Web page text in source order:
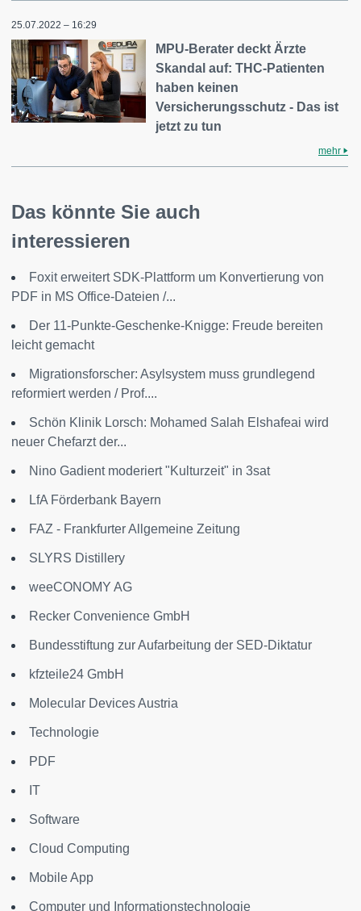
25.07.2022 – 16:29
MPU-Berater deckt Ärzte
Skandal auf: THC-Patienten
haben keinen
Versicherungsschutz - Das ist
jetzt zu tun
mehr
Das könnte Sie auch
interessieren
Foxit erweitert SDK-Plattform um Konvertierung von
PDF in MS Office-Dateien /...
Der 11-Punkte-Geschenke-Knigge: Freude bereiten
leicht gemacht
Migrationsforscher: Asylsystem muss grundlegend
reformiert werden / Prof....
Schön Klinik Lorsch: Mohamed Salah Elshafeai wird
neuer Chefarzt der...
Nino Gadient moderiert "Kulturzeit" in 3sat
LfA Förderbank Bayern
FAZ - Frankfurter Allgemeine Zeitung
SLYRS Distillery
weeCONOMY AG
Recker Convenience GmbH
Bundesstiftung zur Aufarbeitung der SED-Diktatur
kfzteile24 GmbH
Molecular Devices Austria
Technologie
PDF
IT
Software
Cloud Computing
Mobile App
Computer und Informationstechnologie